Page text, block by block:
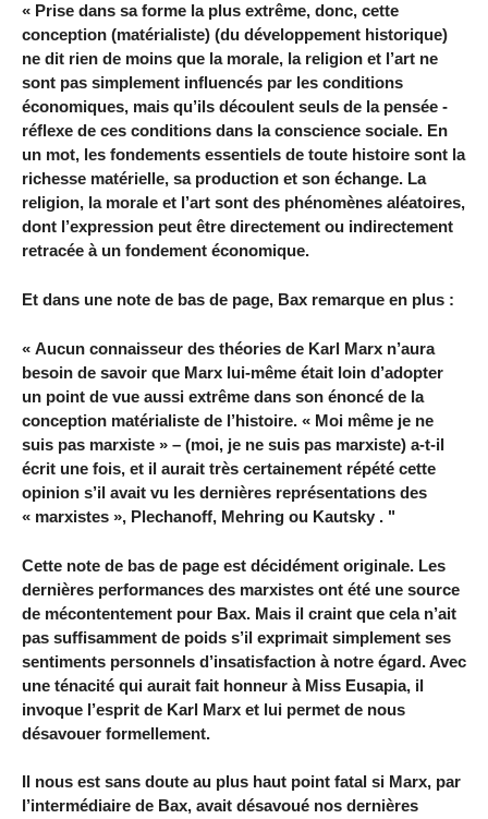
« Prise dans sa forme la plus extrême, donc, cette
conception (matérialiste) (du développement historique)
ne dit rien de moins que la morale, la religion et l’art ne
sont pas simplement influencés par les conditions
économiques, mais qu’ils découlent seuls de la pensée -
réflexe de ces conditions dans la conscience sociale. En
un mot, les fondements essentiels de toute histoire sont la
richesse matérielle, sa production et son échange. La
religion, la morale et l’art sont des phénomènes aléatoires,
dont l’expression peut être directement ou indirectement
retracée à un fondement économique.
Et dans une note de bas de page, Bax remarque en plus :
« Aucun connaisseur des théories de Karl Marx n’aura
besoin de savoir que Marx lui-même était loin d’adopter
un point de vue aussi extrême dans son énoncé de la
conception matérialiste de l’histoire. « Moi même je ne
suis pas marxiste » – (moi, je ne suis pas marxiste) a-t-il
écrit une fois, et il aurait très certainement répété cette
opinion s’il avait vu les dernières représentations des
« marxistes », Plechanoff, Mehring ou Kautsky . "
Cette note de bas de page est décidément originale. Les
dernières performances des marxistes ont été une source
de mécontentement pour Bax. Mais il craint que cela n’ait
pas suffisamment de poids s’il exprimait simplement ses
sentiments personnels d’insatisfaction à notre égard. Avec
une ténacité qui aurait fait honneur à Miss Eusapia, il
invoque l’esprit de Karl Marx et lui permet de nous
désavouer formellement.
Il nous est sans doute au plus haut point fatal si Marx, par
l’intermédiaire de Bax, avait désavoué nos dernières